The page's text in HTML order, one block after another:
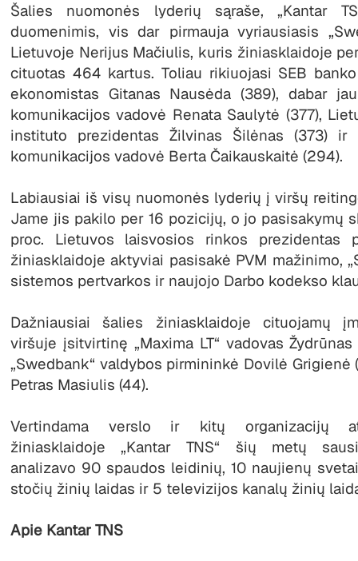
Šalies nuomonės lyderių sąraše, „Kantar
duomenimis, vis dar pirmauja vyriausiasis
Lietuvoje Nerijus Mačiulis, kuris žiniasklaidoje
cituotas 464 kartus. Toliau rikiuojasi SEB
ekonomistas Gitanas Nausėda (389), dabar
komunikacijos vadovė Renata Saulytė (377),
instituto prezidentas Žilvinas Šilėnas (373) ir
komunikacijos vadovė Berta Čaikauskaitė (294).
Labiausiai iš visų nuomonės lyderių į viršų
Jame jis pakilo per 16 pozicijų, o jo pasisakymų
proc. Lietuvos laisvosios rinkos prezidentas
žiniasklaidoje aktyviai pasisakė PVM mažinimo,
sistemos pertvarkos ir naujojo Darbo kodekso
Dažniausiai šalies žiniasklaidoje cituojamų
viršuje įsitvirtinę „Maxima LT“ vadovas
„Swedbank“ valdybos pirmininkė Dovilė Grigienė
Petras Masiulis (44).
Vertindama verslo ir kitų organizacijų
žiniasklaidoje „Kantar TNS“ šių metų
analizavo 90 spaudos leidinių, 10 naujienų
stočių žinių laidas ir 5 televizijos kanalų žinių
Apie Kantar TNS